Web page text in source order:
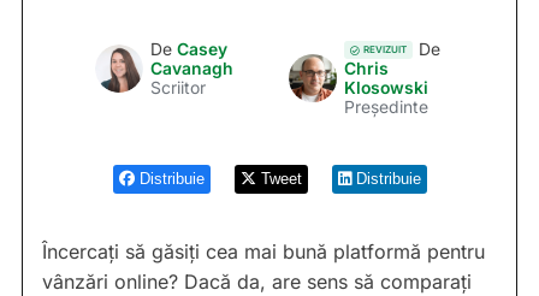
De Casey
Cavanagh
Scriitor
REVIZUIT
De
Chris
Klosowski
Președinte
Distribuie Tweet Distribuie
Încercați să găsiți cea mai bună platformă pentru
vânzări online? Dacă da, are sens să comparați